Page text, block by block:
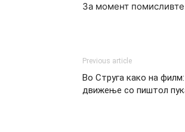
За момент
Previous article
Во Струга како на
движење со пиштол